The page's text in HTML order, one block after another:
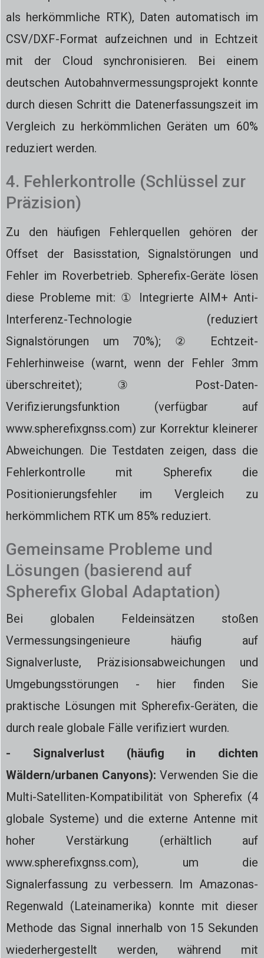
als herkömmliche RTK), Daten automatisch im
CSV/DXF-Format aufzeichnen und in Echtzeit
mit der Cloud synchronisieren. Bei einem
deutschen Autobahnvermessungsprojekt konnte
durch diesen Schritt die Datenerfassungszeit im
Vergleich zu herkömmlichen Geräten um 60%
reduziert werden.
4. Fehlerkontrolle (Schlüssel zur
Präzision)
Zu den häufigen Fehlerquellen gehören der
Offset der Basisstation, Signalstörungen und
Fehler im Roverbetrieb. Spherefix-Geräte lösen
diese Probleme mit: ① Integrierte AIM+ Anti-
Interferenz-Technologie (reduziert
Signalstörungen um 70%); ② Echtzeit-
Fehlerhinweise (warnt, wenn der Fehler 3mm
überschreitet); ③ Post-Daten-
Verifizierungsfunktion (verfügbar auf
www.spherefixgnss.com) zur Korrektur kleinerer
Abweichungen. Die Testdaten zeigen, dass die
Fehlerkontrolle mit Spherefix die
Positionierungsfehler im Vergleich zu
herkömmlichem RTK um 85% reduziert.
Gemeinsame Probleme und
Lösungen (basierend auf
Spherefix Global Adaptation)
Bei globalen Feldeinsätzen stoßen
Vermessungsingenieure häufig auf
Signalverluste, Präzisionsabweichungen und
Umgebungsstörungen - hier finden Sie
praktische Lösungen mit Spherefix-Geräten, die
durch reale globale Fälle verifiziert wurden.
- Signalverlust (häufig in dichten
Wäldern/urbanen Canyons): Verwenden Sie die
Multi-Satelliten-Kompatibilität von Spherefix (4
globale Systeme) und die externe Antenne mit
hoher Verstärkung (erhältlich auf
www.spherefixgnss.com), um die
Signalerfassung zu verbessern. Im Amazonas-
Regenwald (Lateinamerika) konnte mit dieser
Methode das Signal innerhalb von 15 Sekunden
wiederhergestellt werden, während mit